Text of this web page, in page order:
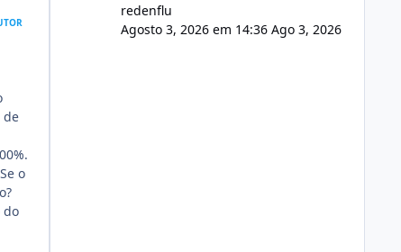
de
o
do
redenflu
Agosto 3, 2026 em 14:36 Ago 3, 2026